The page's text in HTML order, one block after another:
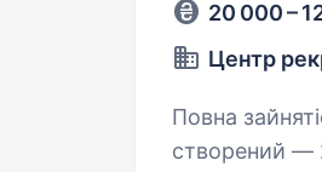
20 000 –
Центр
Повна зайнятість.
створений —